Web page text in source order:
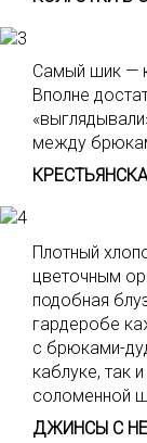
Самый шик —
Вполне
между
Плотный
цветочным
подобная
гардеробе
с брюками-
каблуке, так
соломенной
ДЖИНСЫ С